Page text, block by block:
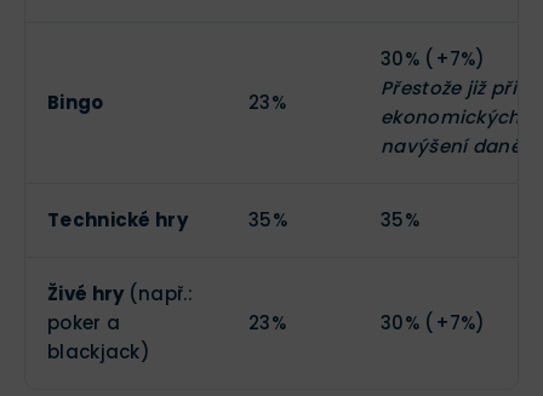
Bingo 23%
30% (+7%)
Přestože již při
ekonomických
navýšení daně.
Technické hry 35% 35%
Živé hry (např.:
poker a
blackjack)
23% 30% (+7%)